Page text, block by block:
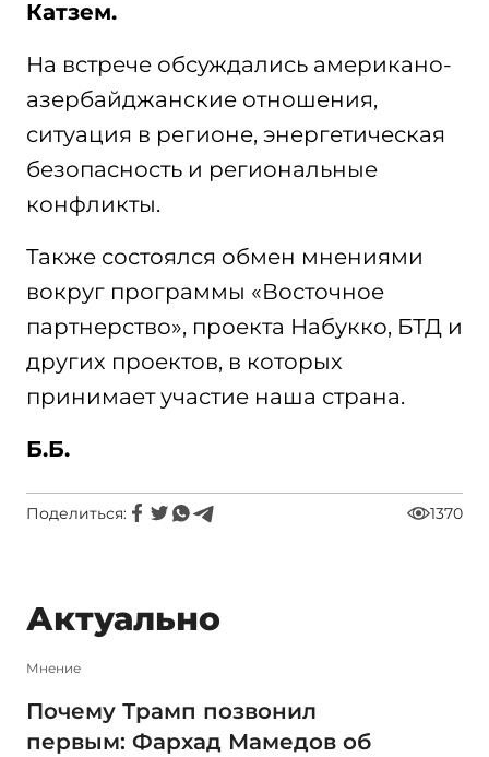
Катзем.
На встрече обсуждались американо-
азербайджанские отношения,
ситуация в регионе, энергетическая
безопасность и региональные
конфликты.
Также состоялся обмен мнениями
вокруг программы «Восточное
партнерство», проекта Набукко, БТД и
других проектов, в которых
принимает участие наша страна.
Б.Б.
Поделиться: 1370
Актуально
Мнение
Почему Трамп позвонил
первым: Фархад Мамедов об